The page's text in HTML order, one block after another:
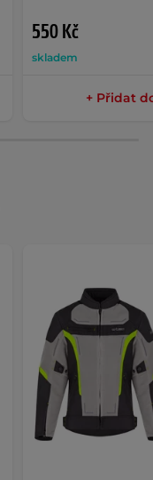
550 Kč
skladem
+ Přidat